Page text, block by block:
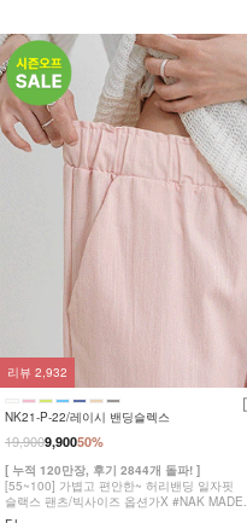
NK21-P-22/레이시 밴딩슬렉스
50%
19,9009,900
[ 누적 120만장, 후기 2844개 돌파! ]
[55~100] 가볍고 편안한~ 허리밴딩 일자핏
슬랙스 팬츠/빅사이즈 옵션가X #NAK MADE.
리뷰 2,932